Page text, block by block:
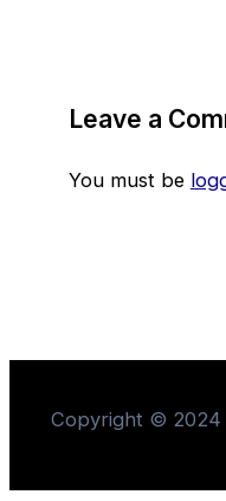
Leave a
You must be
Copyright © 2024